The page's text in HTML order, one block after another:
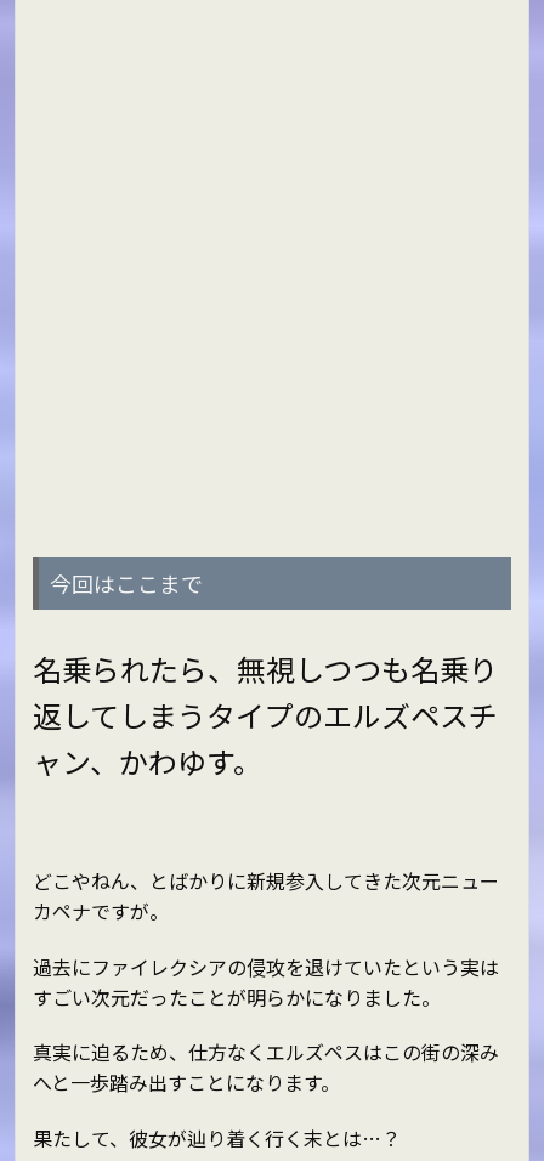
今回はここまで
名乗られたら、無視しつつも名乗り
返してしまうタイプのエルズペスチ
ャン、かわゆす。
どこやねん、とばかりに新規参入してきた次元ニュー
カペナですが。
過去にファイレクシアの侵攻を退けていたという実は
すごい次元だったことが明らかになりました。
真実に迫るため、仕方なくエルズペスはこの街の深み
へと一歩踏み出すことになります。
果たして、彼女が辿り着く行く末とは…？